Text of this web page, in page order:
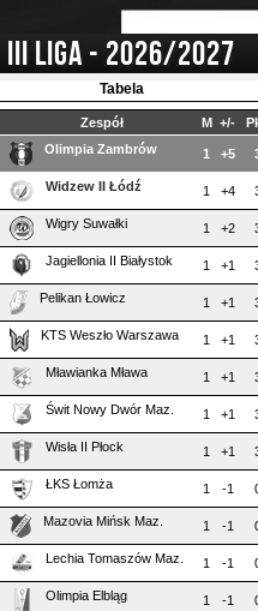
III LIGA - 2026/2027
Tabela
Zespół M +/-
Olimpia Zambrów 1 +5
Widzew II Łódź 1 +4
Wigry Suwałki 1 +2
Jagiellonia II Białystok 1 +1
Pelikan Łowicz 1 +1
KTS Weszło Warszawa 1 +1
Mławianka Mława 1 +1
Świt Nowy Dwór Maz. 1 +1
Wisła II Płock 1 +1
ŁKS Łomża 1 -1
Mazovia Mińsk Maz. 1 -1
Lechia Tomaszów Maz. 1 -1
Olimpia Elbląg 1 -1